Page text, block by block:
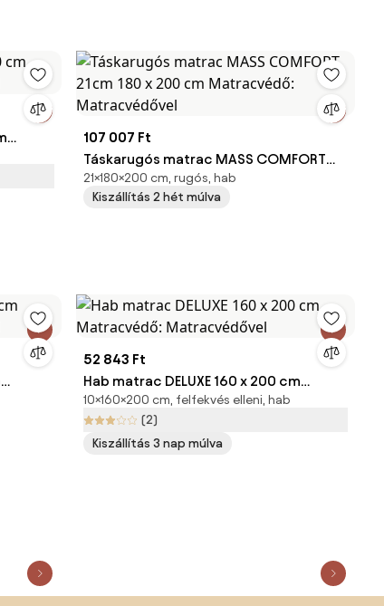
107 007 Ft
Táskarugós matrac MASS COMFORT
21cm 180 x 200 cm Matracvédő:
Matracvédővel
21×180×200 cm, rugós, hab
Kiszállítás 2 hét múlva
52 843 Ft
Hab matrac DELUXE 160 x 200 cm
Matracvédő: Matracvédővel
10×160×200 cm, felfekvés elleni, hab
(2)
Kiszállítás 3 nap múlva